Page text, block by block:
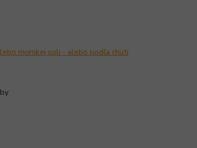
morskej soli - alebo podľa chuti